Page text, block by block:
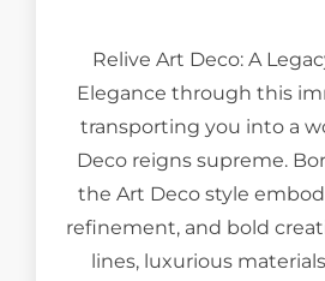
Relive Art Deco: A
Elegance through this
transporting you into a
Deco reigns supreme.
the Art Deco style
refinement, and bold
lines, luxurious